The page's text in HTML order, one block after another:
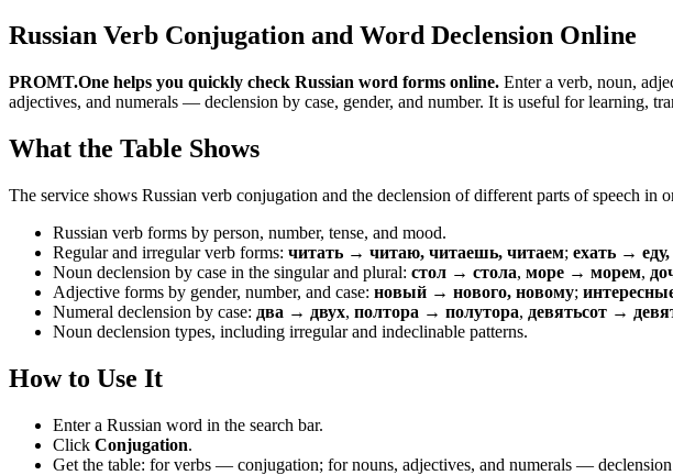
Russian Verb Conjugation and Word Declension Online
PROMT.One helps you quickly check Russian word forms online. Enter a verb, noun,
adjectives, and numerals — declension by case, gender, and number. It is useful for learning,
What the Table Shows
The service shows Russian verb conjugation and the declension of different parts of speech
Russian verb forms by person, number, tense, and mood.
Regular and irregular verb forms: читать → читаю, читаешь, читаем; ехать →
Noun declension by case in the singular and plural: стол → стола, море → морем,
Adjective forms by gender, number, and case: новый → нового, новому;
Numeral declension by case: два → двух, полтора → полутора, девятьсот →
Noun declension types, including irregular and indeclinable patterns.
How to Use It
Enter a Russian word in the search bar.
Click Conjugation.
Get the table: for verbs — conjugation; for nouns, adjectives, and numerals — declension